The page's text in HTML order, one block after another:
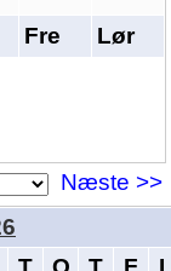
Fre Lør
Næste >>